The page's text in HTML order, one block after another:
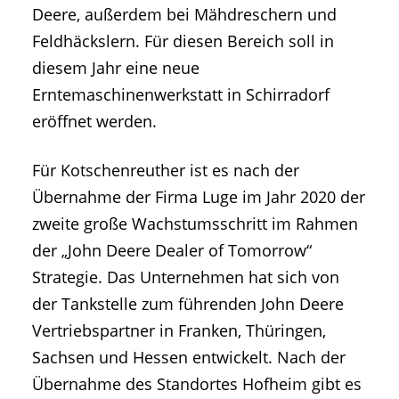
Deere, außerdem bei Mähdreschern und
Feldhäckslern. Für diesen Bereich soll in
diesem Jahr eine neue
Erntemaschinenwerkstatt in Schirradorf
eröffnet werden.
Für Kotschenreuther ist es nach der
Übernahme der Firma Luge im Jahr 2020 der
zweite große Wachstumsschritt im Rahmen
der „John Deere Dealer of Tomorrow“
Strategie. Das Unternehmen hat sich von
der Tankstelle zum führenden John Deere
Vertriebspartner in Franken, Thüringen,
Sachsen und Hessen entwickelt. Nach der
Übernahme des Standortes Hofheim gibt es